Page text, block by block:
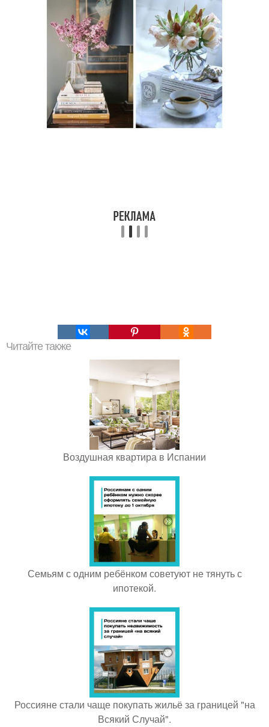
Читайте также
Воздушная квартира в Испании
Семьям с одним ребёнком советуют не тянуть с
ипотекой.
Россияне стали чаще покупать жильё за границей "на
Всякий Случай".